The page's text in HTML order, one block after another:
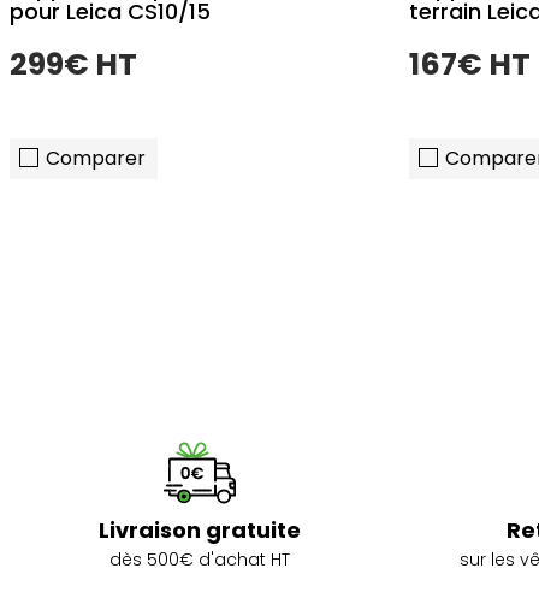
pour Leica CS10/15
299€ HT
Comparer
terrain
167€ HT
Livraison gratuite
dès 500€ d'achat HT sur les